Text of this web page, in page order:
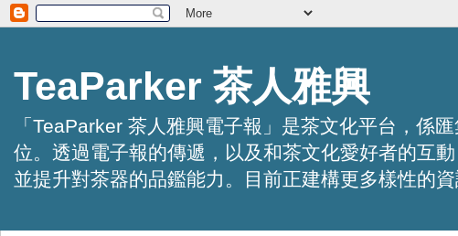
TeaParker 茶人雅興
「TeaParker 茶人雅興電子報」是茶文化平台，係
位。透過電子報的傳遞，以及和茶文化愛好者的互
並提升對茶器的品鑑能力。目前正建構更多樣性的